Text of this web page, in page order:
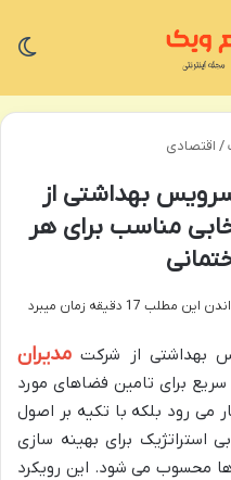
/ اقتصادی
بهداشتی از
مناسب برای هر
این مطلب 17 دقیقه زمان میبرد
بهداشتی از شرکت مدیران
برای تامین فضاهای مورد
می رود بلکه با تکیه بر اصول
استراتژیک برای بهینه سازی
محسوب می شود. این رویکرد